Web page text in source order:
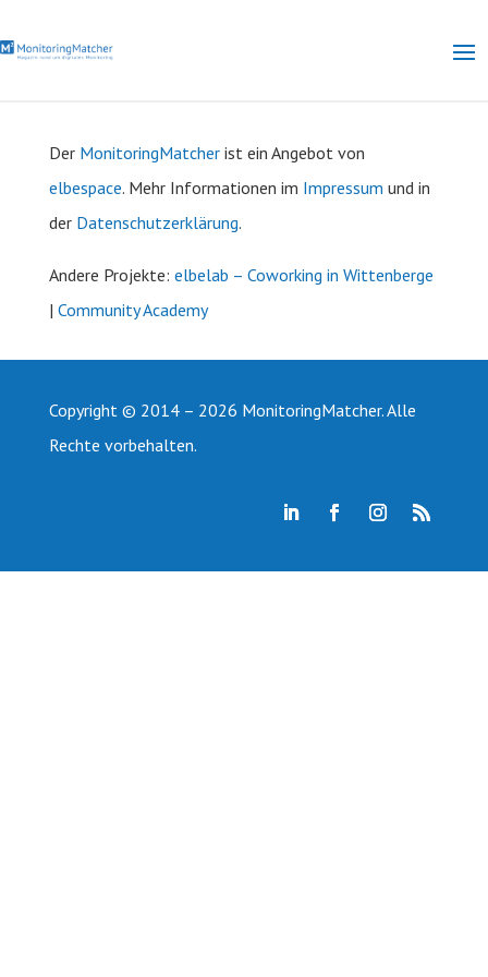
Der MonitoringMatcherist ein Angebot von
elbespace. Mehr Informationen im Impressum und in
der Datenschutzerklärung.
Andere Projekte: elbelab – Coworking in Wittenberge
| Community Academy
Copyright © 2014 – 2026 MonitoringMatcher. Alle
Rechte vorbehalten.